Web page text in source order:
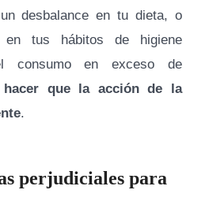
desbalance en tu dieta, o
en tus hábitos de higiene
consumo en exceso de
hacer que la acción de la
.
perjudiciales para